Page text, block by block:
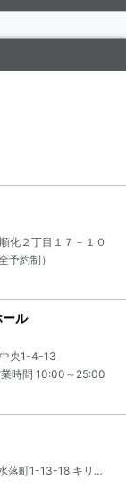
化２丁目１７－１０
予約制）
ール
央1-4-13
時間 10:00～25:00
住所：〒916-0022 福井県鯖江市水落町1-13-18 キリンビル